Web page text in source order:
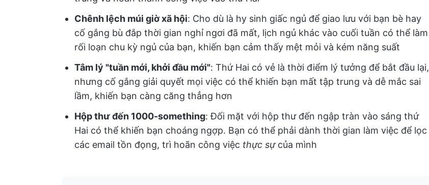
Chênh lệch múi giờ xã hội: Cho dù là hy sinh giấc ngủ để giao lưu với bạn bè hay
cố gắng bù đắp thời gian nghỉ ngơi đã mất, lịch ngủ khác vào cuối tuần có thể làm
rối loạn chu kỳ ngủ của bạn, khiến bạn cảm thấy mệt mỏi và kém năng suất
Tâm lý "tuần mới, khởi đầu mới": Thứ Hai có vẻ là thời điểm lý tưởng để bắt đầu lại,
nhưng cố gắng giải quyết mọi việc có thể khiến bạn mất tập trung và dễ mắc sai
lầm, khiến bạn càng căng thẳng hơn
Hộp thư đến 1000-something: Đối mặt với hộp thư đến ngập tràn vào sáng thứ
Hai có thể khiến bạn choáng ngợp. Bạn có thể phải dành thời gian làm việc để lọc
các email tồn đọng, trì hoãn công việc thực sựcủa mình